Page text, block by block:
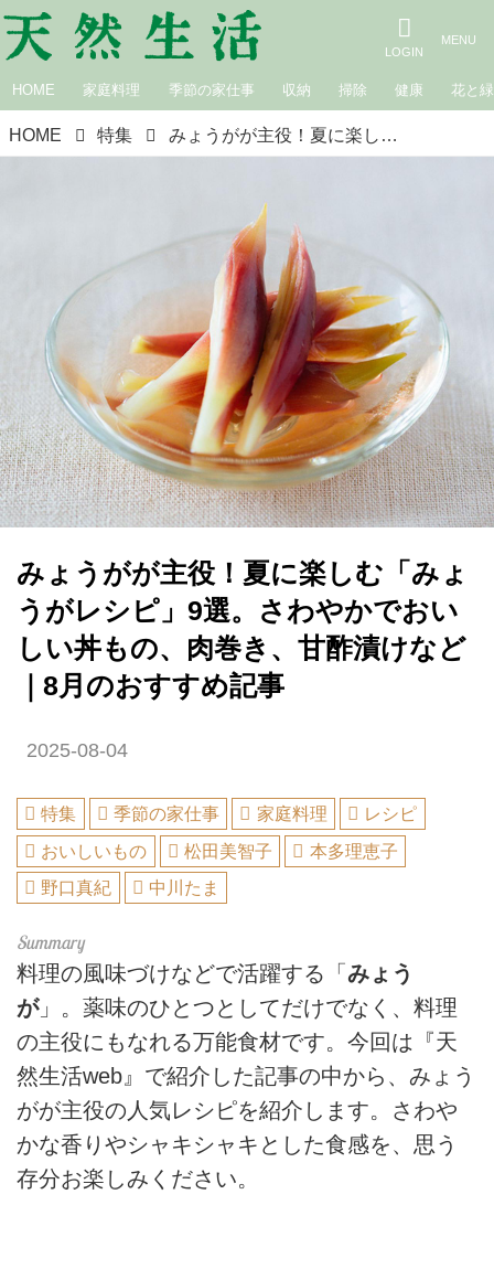
HOME 家庭料理 季節の家仕事 収納 掃除 健康 花と緑
HOME 特集 みょうがが主役！夏に楽しむ「みょうがレシピ」9選。さわやかでおいしい丼もの、肉巻き、甘酢漬けなど｜8月のおすすめ記事
みょうがが主役！夏に楽しむ「みょ
うがレシピ」9選。さわやかでおい
しい丼もの、肉巻き、甘酢漬けなど
｜8月のおすすめ記事
2025-08-04
特集 季節の家仕事 家庭料理
レシピ
おいしいもの
松田美智子
本多理恵子
野口真紀
中川たま
料理の風味づけなどで活躍する「 みょう
が」。薬味のひとつとしてだけでなく、料理
の主役にもなれる万能食材です。今回は『天
然生活web』で紹介した記事の中から、みょう
がが主役の人気レシピを紹介します。さわや
かな香りやシャキシャキとした食感を、思う
存分お楽しみください。